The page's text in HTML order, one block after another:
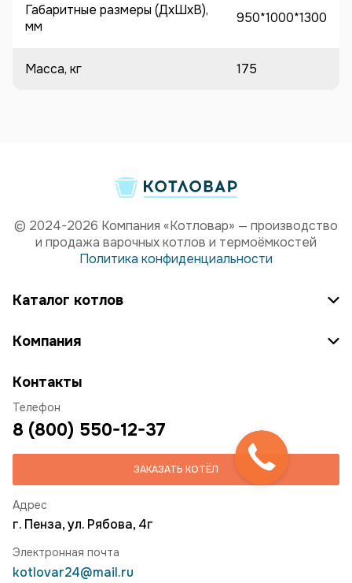
Габаритные размеры (ДхШхВ),
мм
950*1000*1300
Масса, кг 175
© 2024-2026 Компания «Котловар» — производство
и продажа варочных котлов и термоёмкостей
Политика конфиденциальности
Каталог котлов
Компания
Контакты
Телефон
8 (800) 550-12-37
ЗАКАЗАТЬ КОТЁЛ
Адрес
г. Пенза, ул. Рябова, 4г
Электронная почта
kotlovar24@mail.ru